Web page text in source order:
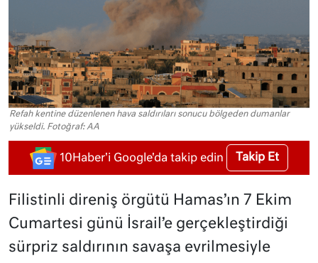
Refah kentine düzenlenen hava saldırıları sonucu bölgeden dumanlar
yükseldi. Fotoğraf: AA
10Haber'i Google'da takip edin Takip Et
Filistinli direniş örgütü Hamas’ın 7 Ekim
Cumartesi günü İsrail’e gerçekleştirdiği
sürpriz saldırının savaşa evrilmesiyle